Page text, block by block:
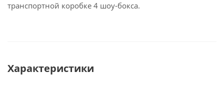
транспортной коробке 4 шоу-бокса.
Характеристики